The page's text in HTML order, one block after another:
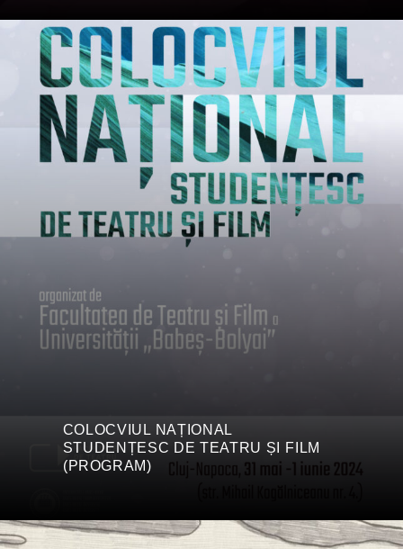
COLOCVIUL NAȚIONAL
STUDENȚESC DE TEATRU ȘI FILM
(PROGRAM)